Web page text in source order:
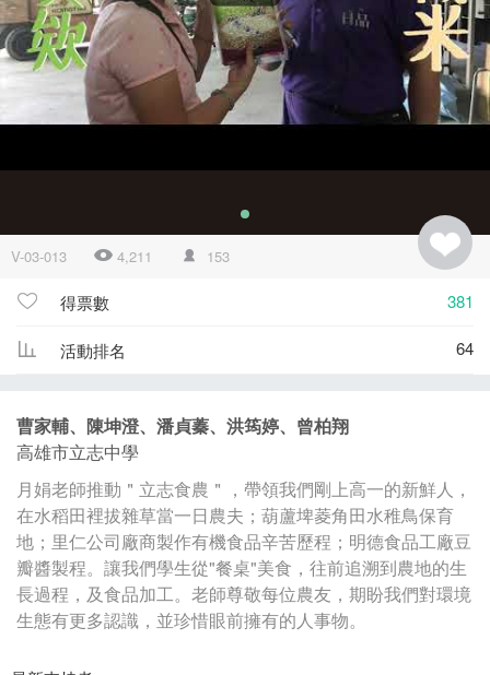
V-03-013 4,211 153
得票數 381
活動排名 64
曹家輔、陳坤澄、潘貞蓁、洪筠婷、曾柏翔
高雄市立志中學
月娟老師推動＂立志食農＂，帶領我們剛上高一的新鮮人，
在水稻田裡拔雜草當一日農夫；葫蘆埤菱角田水稚鳥保育
地；里仁公司廠商製作有機食品辛苦歷程；明德食品工廠豆
瓣醬製程。讓我們學生從"餐桌"美食，往前追溯到農地的生
長過程，及食品加工。老師尊敬每位農友，期盼我們對環境
生態有更多認識，並珍惜眼前擁有的人事物。